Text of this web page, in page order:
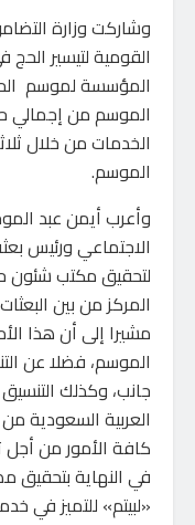
وشاركت وزارة
القومية لتيسير
الموسم من إجمالي
الخدمات من خلال
الموسم.
وأعرب أيمن عبد
الاجتماعي ورئيس
لتحقيق مكتب شئون
المركز من بين
مشيرا إلى أن هذا
الموسم، فضلا عن
جانب، وكذلك
العربية السعودية
كافة الأمور من
في النهاية بتحقيق
«لبيتم» للتميز في